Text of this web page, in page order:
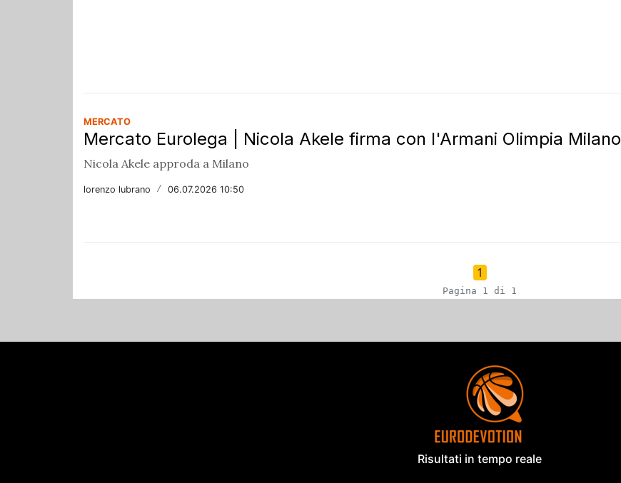
MERCATO
Mercato Eurolega | Nicola Akele firma con l'Armani Olimpia Milano
Nicola Akele approda a Milano
lorenzo lubrano / 06.07.2026 10:50
1
Pagina 1 di 1
Risultati in tempo reale